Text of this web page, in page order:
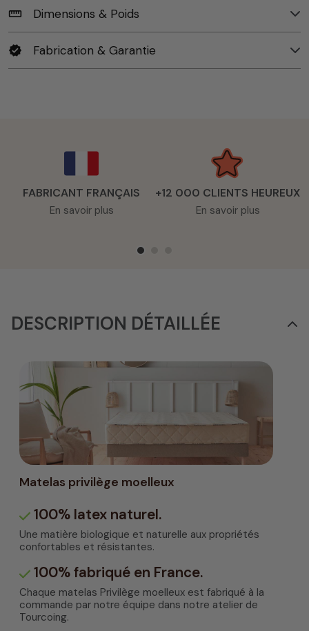
straighten Dimensions & Poids
verified Fabrication & Garantie
FABRICANT FRANÇAIS
En savoir plus
+12 000 CLIENTS HEUREUX
En savoir plus
DESCRIPTION DÉTAILLÉE
Matelas privilège moelleux
100% latex naturel.
Une matière biologique et naturelle aux propriétés
confortables et résistantes.
100% fabriqué en France.
Chaque matelas Privilège moelleux est fabriqué à la
commande par notre équipe dans notre atelier de
Tourcoing.